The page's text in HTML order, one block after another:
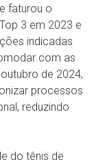
faturou o
3 em 2023 e
indicadas
com as
de 2024,
processos
reduzindo
do tênis de